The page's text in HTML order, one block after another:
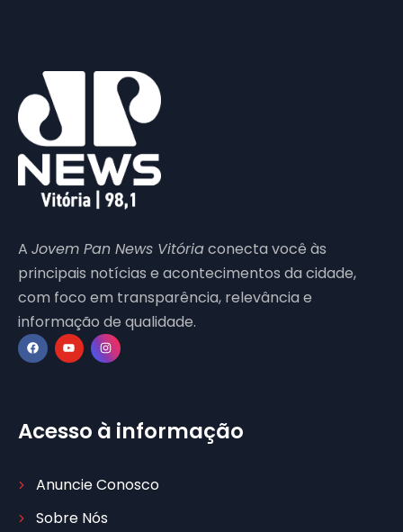
A Jovem Pan News Vitóriaconecta você às
principais notícias e acontecimentos da cidade,
com foco em transparência, relevância e
informação de qualidade.
Acesso à informação
Anuncie Conosco
Sobre Nós